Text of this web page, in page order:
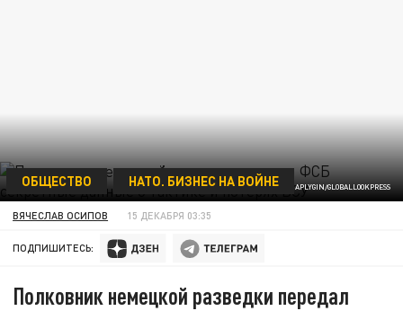
ALEXANDER CHAPLYGIN/GLOBALLOOKPRESS
ОБЩЕСТВО НАТО. БИЗНЕС НА ВОЙНЕ
ВЯЧЕСЛАВ ОСИПОВ 15 ДЕКАБРЯ 03:35
ПОДПИШИТЕСЬ:
Полковник немецкой разведки передал